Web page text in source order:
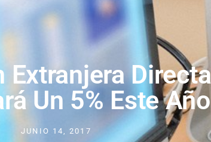
Extranjera Directa
Un 5% Este Año
JUNIO 14, 2017